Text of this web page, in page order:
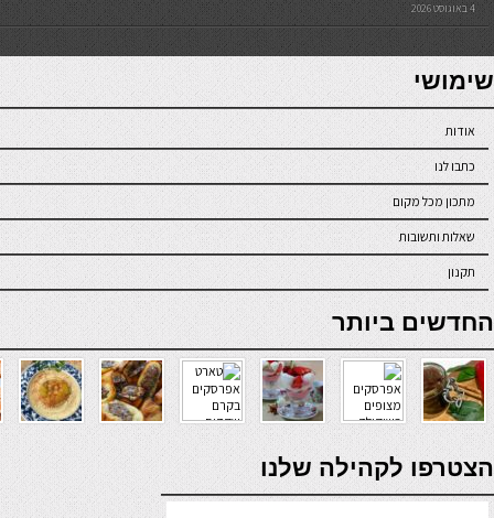
4 באוגוסט 2026
7slots
seriöse online casinos österreich
שימושי
אודות
כתבו לנו
מתכון מכל מקום
שאלות ותשובות
תקנון
online casino
החדשים ביותר
verde casino
הצטרפו לקהילה שלנו